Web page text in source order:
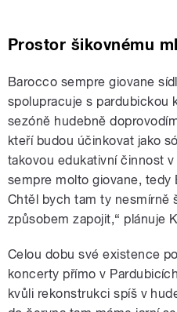
Prostor šikovnému
Barocco sempre giovane
spolupracuje s pardubickou
sezóně hudebně
kteří budou účinkovat jako
takovou edukativní činnost
sempre molto giovane, tedy
Chtěl bych tam ty nesmírně
způsobem zapojit,“ plánuje
Celou dobu své existence
koncerty přímo v
kvůli rekonstrukci spíš v